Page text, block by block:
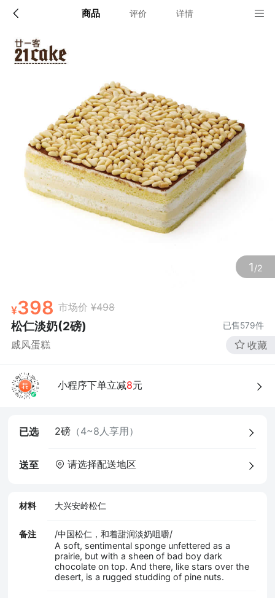
商品 评价 详情
1/2
398 市场价 ¥498
松仁淡奶(2磅) 已售579件
戚风蛋糕 收藏
小程序下单立减8元
已选 2磅（4~8人享用）
送至 请选择配送地区
材料 大兴安岭松仁
备注
/中国松仁，和着甜润淡奶咀嚼/
A soft, sentimental sponge unfettered as a
prairie, but with a sheen of bad boy dark
chocolate on top. And there, like stars over the
desert, is a rugged studding of pine nuts.
配送说明
北京，上海，广州，深圳，天津，杭州，苏州，无锡
店铺信息
1、品牌类别
广东省深圳市福田区莲花街道福中社区深南大道2008号中国风凰
大厦2号楼17D
3、营业执照